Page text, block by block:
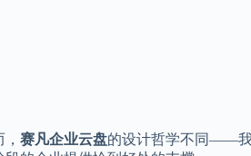
赛凡企业云盘的设计哲学不同——